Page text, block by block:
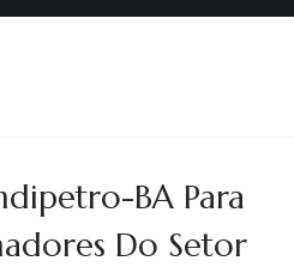
BA Para
Do Setor